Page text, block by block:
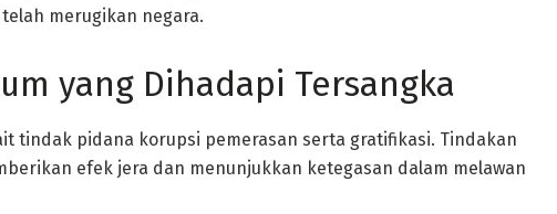
merugikan negara.
yang Dihadapi Tersangka
tindak pidana korupsi pemerasan serta gratifikasi. Tindakan
efek jera dan menunjukkan ketegasan dalam melawan